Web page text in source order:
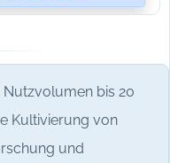
Nutzvolumen bis 20
Kultivierung von
und